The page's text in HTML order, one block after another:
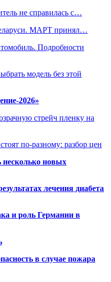
не справилась с…
МАРТ принял…
Подробности
модель без этой
2026»
стрейч пленку на
по-разному: разбор цен
новых
лечения диабета
и роль Германии в
в случае пожара